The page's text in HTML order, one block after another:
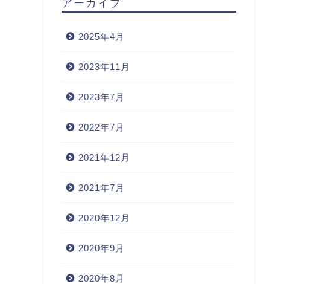
2025年4月
2023年11月
2023年7月
2022年7月
2021年12月
2021年7月
2020年12月
2020年9月
2020年8月